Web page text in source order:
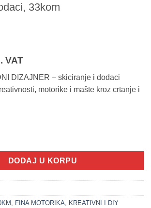
33kom
VAT
DIZAJNER – skiciranje i dodaci
motorike i mašte kroz crtanje i
DIZAJNER - skiciranje+dodaci, 33kom
DODAJ U KORPU
FINA MOTORIKA
KREATIVNI I DIY